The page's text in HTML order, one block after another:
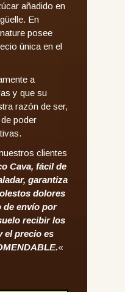
añadido en
En
posee
única en el
a
y que su
razón de ser,
poder
clientes
Cava, fácil de
garantiza
dolores
de envío por
recibir los
el precio es
«